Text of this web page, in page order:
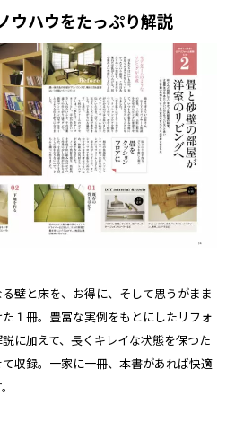
ウハウをたっぷり解説
壁と床を、お得に、そして思うがまま
１冊。豊富な実例をもとにしたリフォ
に加えて、長くキレイな状態を保つた
収録。一家に一冊、本書があれば快適